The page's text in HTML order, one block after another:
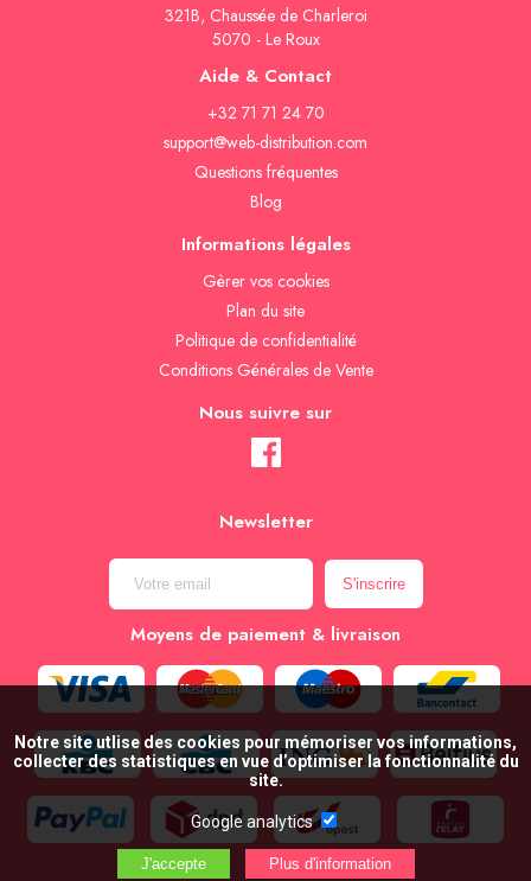
321B, Chaussée de Charleroi
5070 - Le Roux
Aide & Contact
+32 71 71 24 70
support@web-distribution.com
Questions fréquentes
Blog
Informations légales
Gèrer vos cookies
Plan du site
Politique de confidentialité
Conditions Générales de Vente
Nous suivre sur
Newsletter
Moyens de paiement & livraison
Notre site utlise des cookies pour mémoriser vos informations,
collecter des statistiques en vue d’optimiser la fonctionnalité du
site.
Google analytics